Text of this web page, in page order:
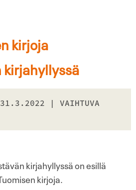
kirjoja
| VAIHTUVA
kirjahyllyssä on esillä
kirjoja.